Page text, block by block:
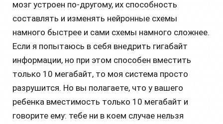
мозг устроен по-другому, их способность
составлять и изменять нейронные схемы
намного быстрее и сами схемы намного сложнее.
Если я попытаюсь в себя внедрить гигабайт
информации, но при этом способен вместить
только 10 мегабайт, то моя система просто
разрушится. Но вы полагаете, что у вашего
ребенка вместимость только 10 мегабайт и
говорите ему: тебе ни в коем случае нельзя